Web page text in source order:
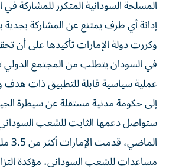
المسلحة السودانية المتكرر للمشاركة
إدانة أي طرف يمتنع عن المشاركة
وكررت دولة الإمارات تأكيدها على أن
في السودان يتطلب من المجتمع
عملية سياسية قابلة للتطبيق ذات هدف
إلى حكومة مدنية مستقلة عن سيطرة
ستواصل دعمها الثابت للشعب
مساعدات للشعب السوداني، مؤكدة